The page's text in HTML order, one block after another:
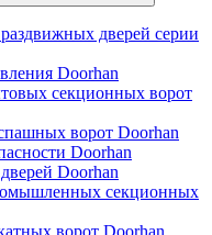
дверей серии
Doorhan
секционных ворот
ворот Doorhan
Doorhan
Doorhan
секционных
ворот Doorhan